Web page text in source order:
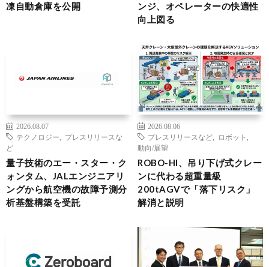
凍自動倉庫を公開
ンジ、オペレーターの快適性
向上図る
2026.08.07
テクノロジー
プレスリリースな
ど
量子技術のエー・スター・ク
ォンタム、JALエンジニアリ
ングから航空機の故障予測分
析基盤構築を受託
2026.08.06
プレスリリースなど
ロボット
動向/展望
ROBO-HI、吊り下げ式クレー
ンに代わる超重量級
200tAGVで「落下リスク」
解消と説明